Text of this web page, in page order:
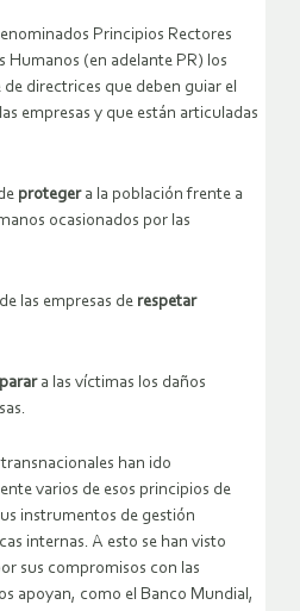
Principios Rectores
Humanos (en adelante PR) los
de directrices que deben guiar el
empresas y que están articuladas
protegera la población frente a
ocasionados por las
las empresas de respetar
a las víctimas los daños
han ido
varios de esos principios de
instrumentos de gestión
internas. A esto se han visto
sus compromisos con las
apoyan, como el Banco Mundial,